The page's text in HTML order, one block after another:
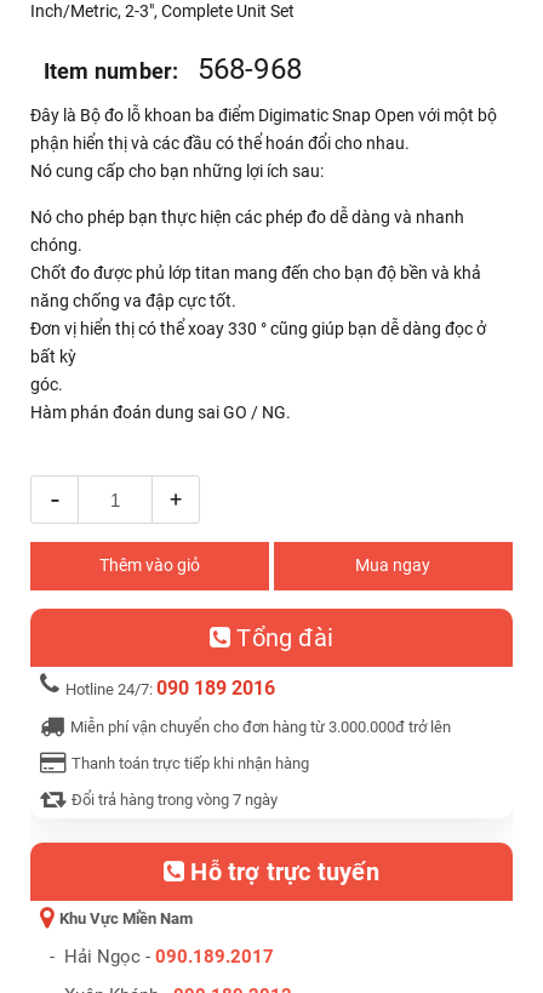
Inch/Metric, 2-3", Complete Unit Set
Item number: 568-968
Đây là Bộ đo lỗ khoan ba điểm Digimatic Snap Open với một bộ
phận hiển thị và các đầu có thể hoán đổi cho nhau.
Nó cung cấp cho bạn những lợi ích sau:
Nó cho phép bạn thực hiện các phép đo dễ dàng và nhanh
chóng.
Chốt đo được phủ lớp titan mang đến cho bạn độ bền và khả
năng chống va đập cực tốt.
Đơn vị hiển thị có thể xoay 330 ° cũng giúp bạn dễ dàng đọc ở
bất kỳ
góc.
Hàm phán đoán dung sai GO / NG.
- +
Thêm vào giỏ Mua ngay
Tổng đài
Hotline 24/7: 090 189 2016
Miễn phí vận chuyển cho đơn hàng từ 3.000.000đ trở lên
Thanh toán trực tiếp khi nhận hàng
Đổi trả hàng trong vòng 7 ngày
Hỗ trợ trực tuyến
Khu Vực Miền Nam
- Hải Ngọc - 090.189.2017